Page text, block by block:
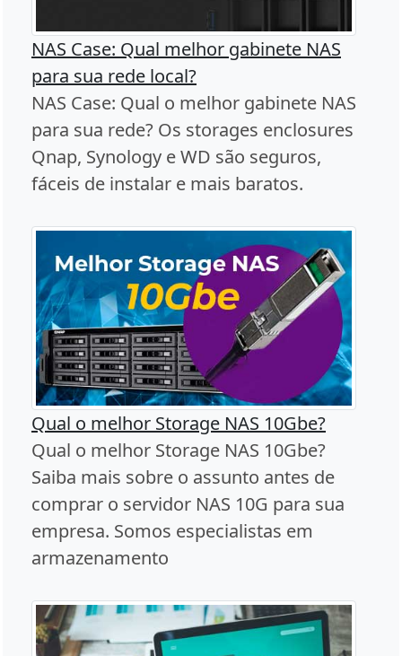
NAS Case: Qual melhor gabinete NAS
para sua rede local?
NAS Case: Qual o melhor gabinete NAS
para sua rede? Os storages enclosures
Qnap, Synology e WD são seguros,
fáceis de instalar e mais baratos.
Qual o melhor Storage NAS 10Gbe?
Qual o melhor Storage NAS 10Gbe?
Saiba mais sobre o assunto antes de
comprar o servidor NAS 10G para sua
empresa. Somos especialistas em
armazenamento